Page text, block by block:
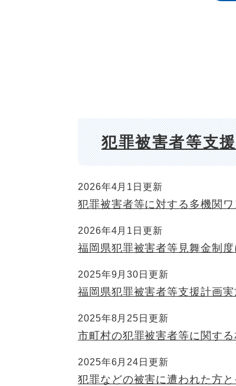
犯罪被害者等支援
2026年4月1日更新
犯罪被害者等に対する多機関
2026年4月1日更新
福岡県犯罪被害者等見舞金制度
2025年9月30日更新
福岡県犯罪被害者等支援計画実
2025年8月25日更新
市町村の犯罪被害者等に関す
2025年6月24日更新
犯罪などの被害に遭われた方